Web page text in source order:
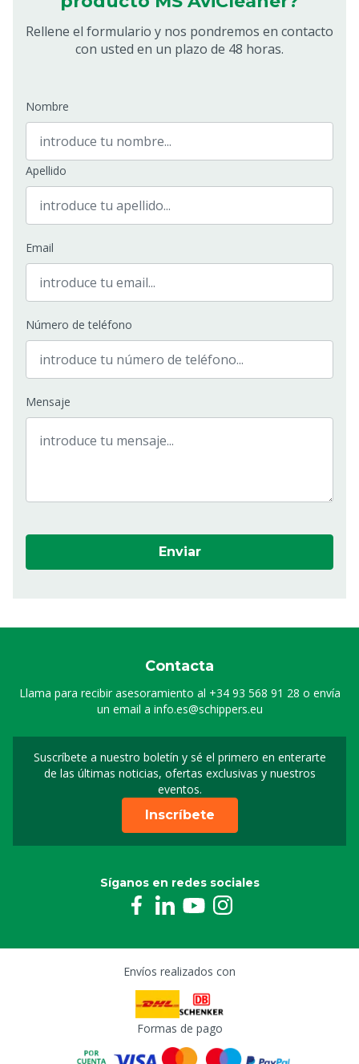
Rellene el formulario y nos pondremos en contacto
con usted en un plazo de 48 horas.
Nombre
Apellido
Email
Número de teléfono
Mensaje
Enviar
Contacta
Llama para recibir asesoramiento al +34 93 568 91 28 o envía
un email a info.es@schippers.eu
Suscríbete a nuestro boletín y sé el primero en enterarte
de las últimas noticias, ofertas exclusivas y nuestros
eventos.
Suscripción a nuestro
Inscríbete
Síganos en redes sociales
Envíos realizados con
Formas de pago